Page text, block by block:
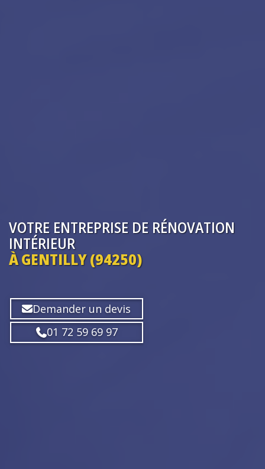
VOTRE ENTREPRISE DE RÉNOVATION
INTÉRIEUR
À GENTILLY (94250)
Demander un devis
01 72 59 69 97